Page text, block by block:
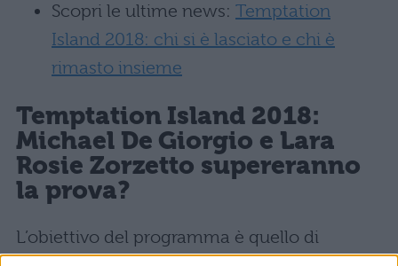
Scopri le ultime news: Temptation
Island 2018: chi si è lasciato e chi è
rimasto insieme
Temptation Island 2018:
Michael De Giorgio e Lara
Rosie Zorzetto supereranno
la prova?
L’obiettivo del programma è quello di